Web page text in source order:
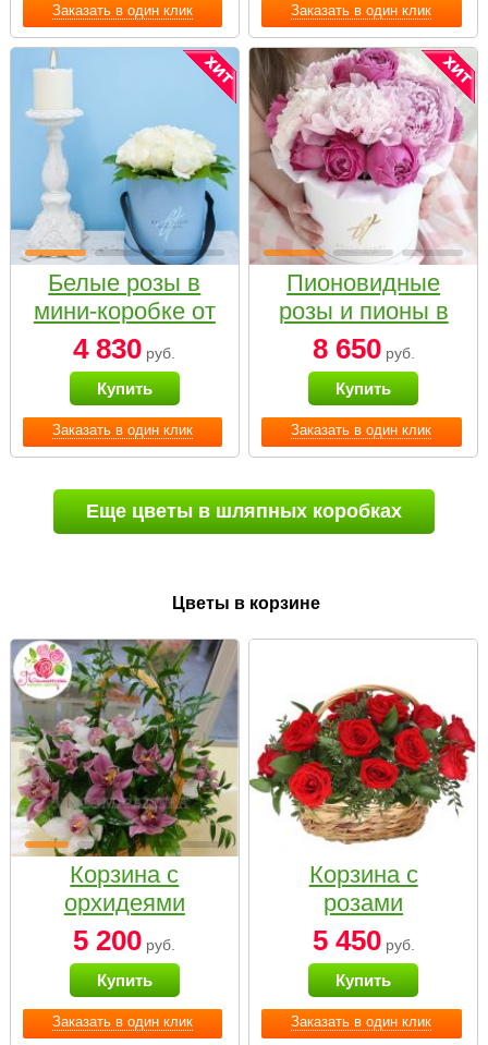
Заказать в один клик Заказать в один клик
Заказать в один клик
Белые розы в
мини-коробке от
Bella Fiori
4 830 руб.
Купить
Заказать в один клик
Пионовидные
розы и пионы в
белой коробке
Small
8 650руб.
Купить
Еще цветы в шляпных коробках
Цветы в корзине
Заказать в один клик
Корзина с
орхидеями
малая
5 200 руб.
Купить
Заказать в один клик
Корзина с
розами
«Красный
Париж»
5 450руб.
Купить